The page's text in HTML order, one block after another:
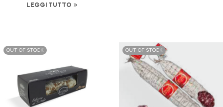
LEGGI TUTTO
OUT OF STOCK OUT OF STOCK